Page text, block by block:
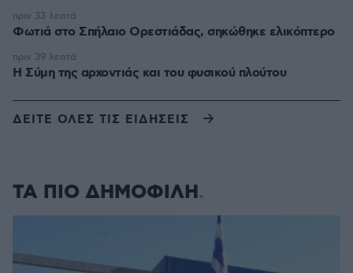
Φωτιά στο Σπήλαιο Ορεστιάδας, σηκώθηκε ελικόπτερο
πριν 33 λεπτά
Η Σύμη της αρχοντιάς και του φυσικού πλούτου
πριν 39 λεπτά
ΔΕΙΤΕ ΟΛΕΣ ΤΙΣ ΕΙΔΗΣΕΙΣ
ΤΑ ΠΙΟ ΔΗΜΟΦΙΛΗ